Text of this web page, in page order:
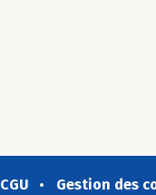
CGU Gestion des